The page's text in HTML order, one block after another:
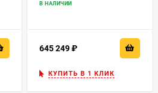
В НАЛИЧИИ
645 249
КУПИТЬ В 1 КЛИК